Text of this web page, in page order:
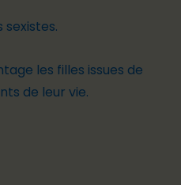
les filles issues de
de leur vie.